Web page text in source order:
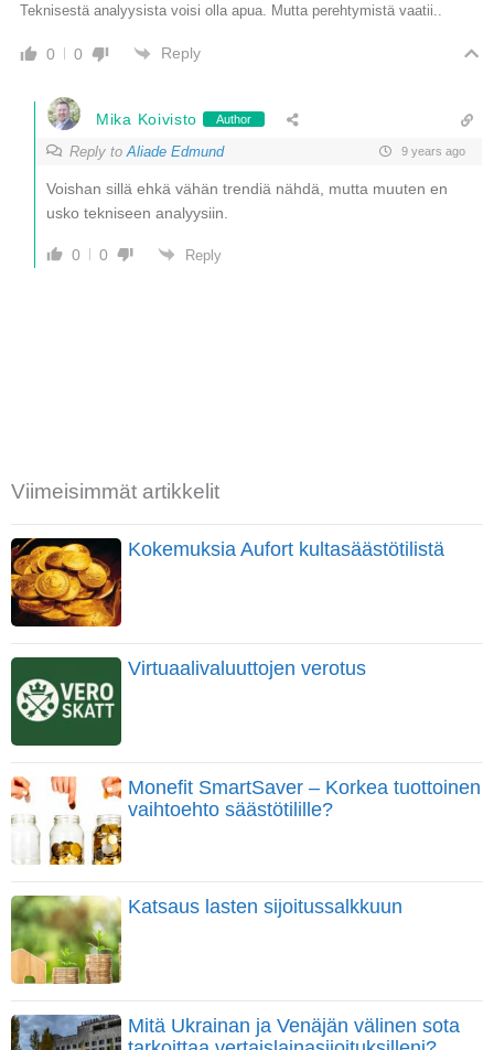
Teknisestä analyysista voisi olla apua. Mutta perehtymistä vaatii..
0 0 Reply
Mika Koivisto Author
Reply to Aliade Edmund 9 years ago
Voishan sillä ehkä vähän trendiä nähdä, mutta muuten en
usko tekniseen analyysiin.
0 0 Reply
Viimeisimmät artikkelit
Kokemuksia Aufort kultasäästötilistä
Virtuaalivaluuttojen verotus
Monefit SmartSaver – Korkea tuottoinen
vaihtoehto säästötilille?
Katsaus lasten sijoitussalkkuun
Mitä Ukrainan ja Venäjän välinen sota